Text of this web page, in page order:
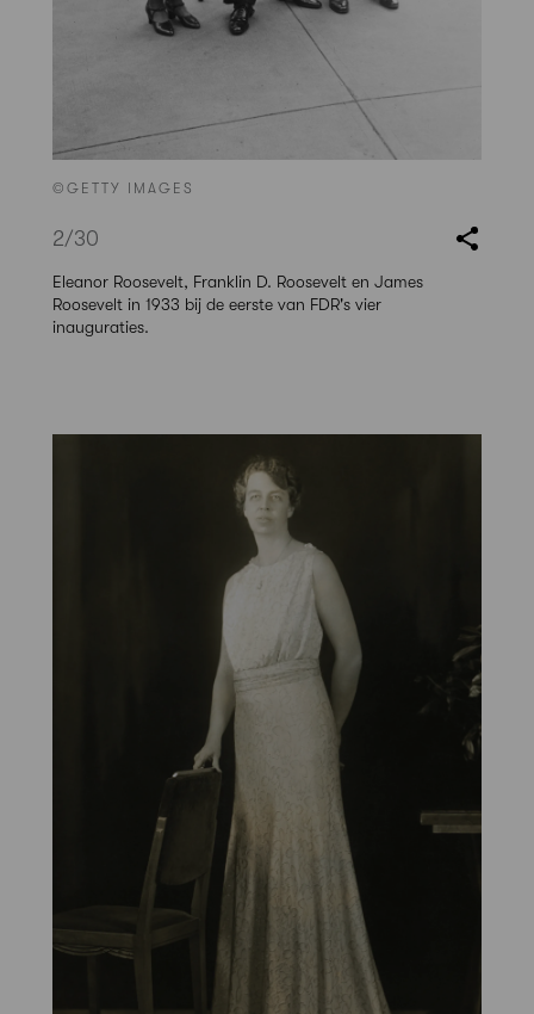
©GETTY IMAGES
2/30
Eleanor Roosevelt, Franklin D. Roosevelt en James
Roosevelt in 1933 bij de eerste van FDR's vier
inauguraties.